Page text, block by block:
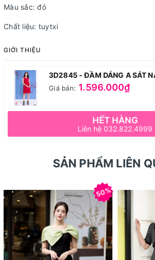
Màu sắc: đỏ
Chất liệu: tuytxi
GIỚI THIỆU
3D2845 - ĐẦM DÁNG A SÁT
Giá bán: 1.596.000₫
HẾT HÀNG
Liên hệ 032.822.4999
SẢN PHẨM LIÊN
50%